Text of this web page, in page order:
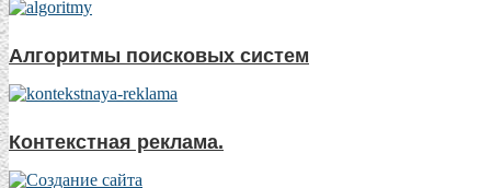
Алгоритмы поисковых систем
Контекстная реклама.